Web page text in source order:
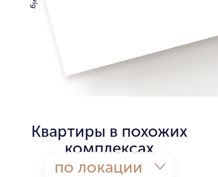
Квартиры в похожих
комплексах
по локации